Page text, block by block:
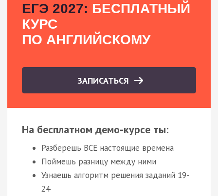
ЕГЭ 2027: БЕСПЛАТНЫЙ
КУРС
ПО АНГЛИЙСКОМУ
ЗАПИСАТЬСЯ
На бесплатном демо-курсе ты:
Разберешь ВСЕ настоящие времена
Поймешь разницу между ними
Узнаешь алгоритм решения заданий 19-
24